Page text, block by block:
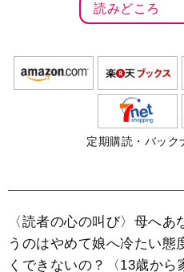
読みどころ
定期購読・バック
〈読者の心の叫び〉母へ
うのはやめて娘へ冷たい態
くできないの？〈13歳か